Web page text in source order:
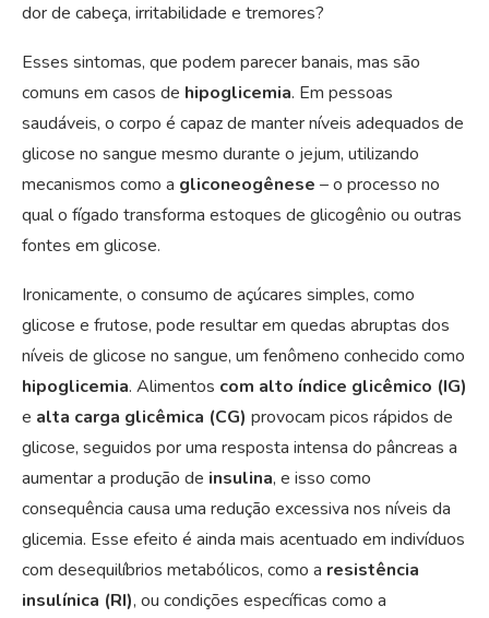
dor de cabeça, irritabilidade e tremores?
Esses sintomas, que podem parecer banais, mas são
comuns em casos de hipoglicemia. Em pessoas
saudáveis, o corpo é capaz de manter níveis adequados de
glicose no sangue mesmo durante o jejum, utilizando
mecanismos como a gliconeogênese – o processo no
qual o fígado transforma estoques de glicogênio ou outras
fontes em glicose.
Ironicamente, o consumo de açúcares simples, como
glicose e frutose, pode resultar em quedas abruptas dos
níveis de glicose no sangue, um fenômeno conhecido como
hipoglicemia. Alimentos com alto índice glicêmico (IG)
e alta carga glicêmica (CG) provocam picos rápidos de
glicose, seguidos por uma resposta intensa do pâncreas a
aumentar a produção de insulina, e isso como
consequência causa uma redução excessiva nos níveis da
glicemia. Esse efeito é ainda mais acentuado em indivíduos
com desequilíbrios metabólicos, como a resistência
insulínica (RI), ou condições específicas como a